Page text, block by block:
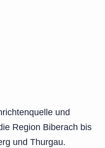
und
Region Biberach bis
und Thurgau.